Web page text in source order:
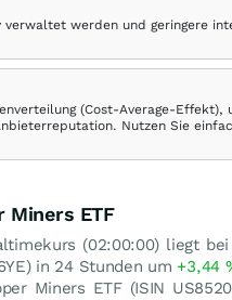
werden und geringere
(Cost-Average-Effekt),
Nutzen Sie
Miners ETF
(02:00:00) liegt
in 24 Stunden um +3,44
Miners ETF (ISIN